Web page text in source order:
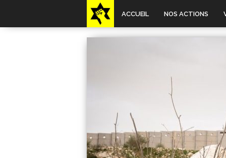
ACCUEIL NOS ACTIONS